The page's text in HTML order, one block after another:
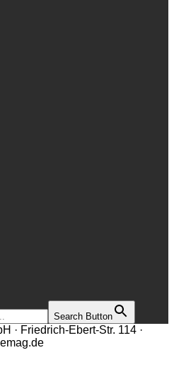
Search Button
· Friedrich-Ebert-Str. 114 ·